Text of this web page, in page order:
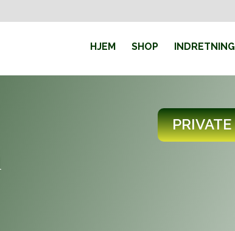
HJEM SHOP INDRETNING
PRIVATE